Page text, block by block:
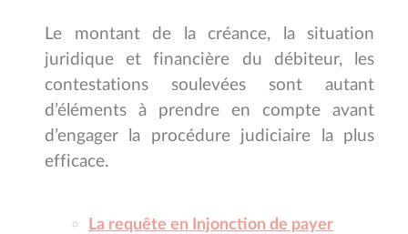
Le montant de la créance, la situation
juridique et financière du débiteur, les
contestations soulevées sont autant
d’éléments à prendre en compte avant
d’engager la procédure judiciaire la plus
efficace.
La requête en Injonction de payer